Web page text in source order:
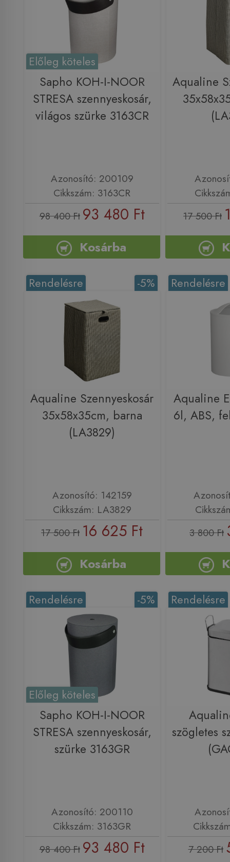
Előleg köteles
Sapho KOH-I-NOOR
STRESA szennyeskosár,
világos szürke 3163CR
Azonosító: 200109
Cikkszám: 3163CR
98 400 Ft 93 480 Ft
Kosárba
Aqualine
17 500 Ft
-5%
Rendelésre
Aqualine Szennyeskosár
35x58x35cm, barna
(LA3829)
Azonosító: 142159
Cikkszám: LA3829
17 500 Ft 16 625 Ft
Kosárba
Rendelésre
Aqualine
6l, ABS,
3 800 Ft
-5%
Rendelésre
Előleg köteles
Sapho KOH-I-NOOR
STRESA szennyeskosár,
szürke 3163GR
Azonosító: 200110
Cikkszám: 3163GR
98 400 Ft 93 480 Ft
Rendelésre
szögletes
7 200 Ft